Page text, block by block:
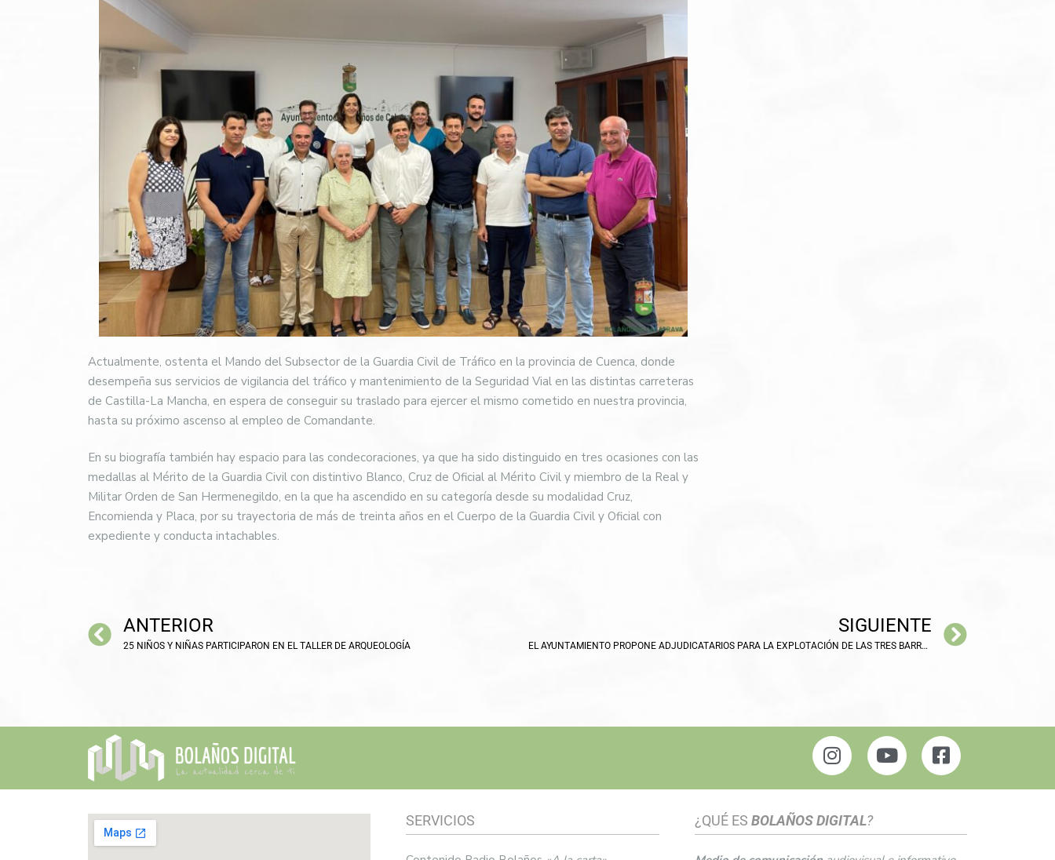
Actualmente, ostenta el Mando del Subsector de la Guardia Civil de Tráfico en la provincia de Cuenca, donde
desempeña sus servicios de vigilancia del tráfico y mantenimiento de la Seguridad Vial en las distintas carreteras
de Castilla-La Mancha, en espera de conseguir su traslado para ejercer el mismo cometido en nuestra provincia,
hasta su próximo ascenso al empleo de Comandante.
En su biografía también hay espacio para las condecoraciones, ya que ha sido distinguido en tres ocasiones con las
medallas al Mérito de la Guardia Civil con distintivo Blanco, Cruz de Oficial al Mérito Civil y miembro de la Real y
Militar Orden de San Hermenegildo, en la que ha ascendido en su categoría desde su modalidad Cruz,
Encomienda y Placa, por su trayectoria de más de treinta años en el Cuerpo de la Guardia Civil y Oficial con
expediente y conducta intachables.
ANTERIOR
25 NIÑOS Y NIÑAS PARTICIPARON EN EL TALLER DE ARQUEOLOGÍA
SIGUIENTE
EL AYUNTAMIENTO PROPONE ADJUDICATARIOS PARA LA EXPLOTACIÓN DE LAS TRES BARRAS-BARES DE LA FERIA
SERVICIOS ¿QUÉ ES BOLAÑOS DIGITAL?